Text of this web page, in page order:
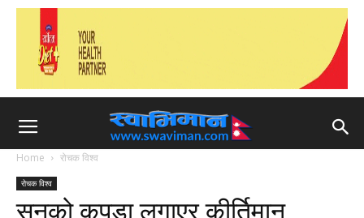
Home रोचक विश्व
रोचक विश्व
सुनको कपडा लगाएर कीर्तिमान